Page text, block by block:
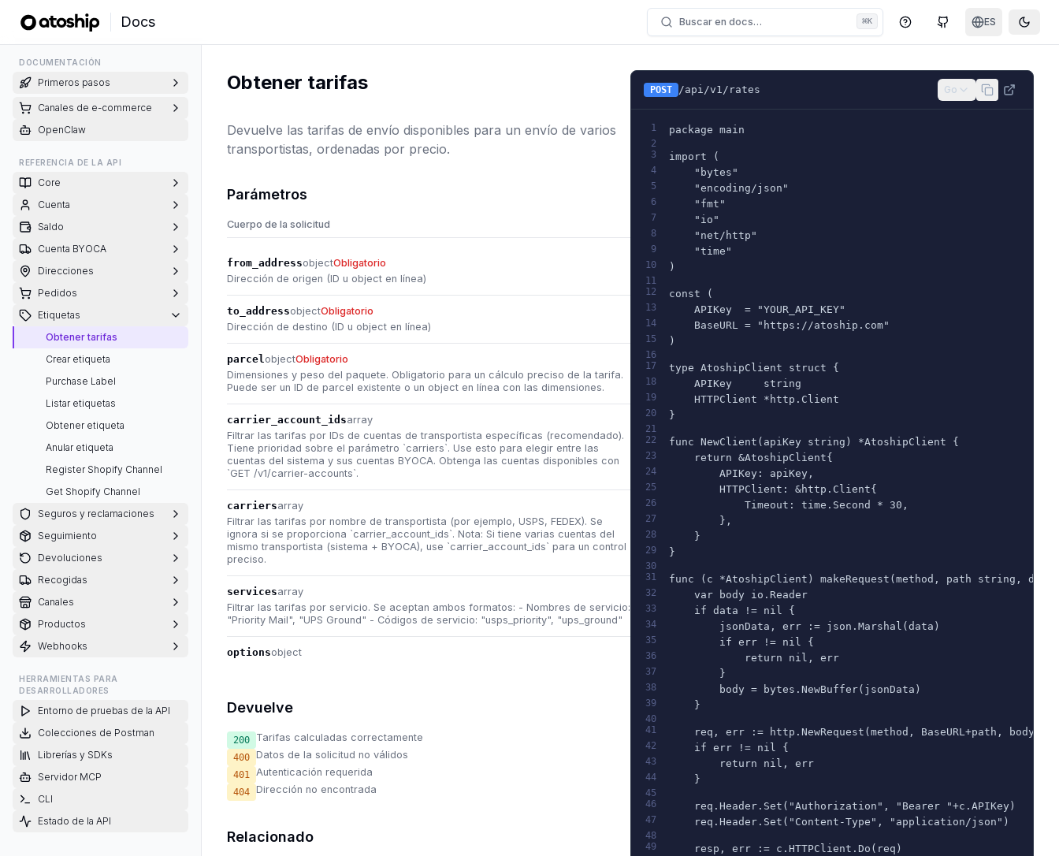
DOCUMENTACIÓN
Primeros pasos
Canales de e-commerce
OpenClaw
REFERENCIA DE LA API
Core
Cuenta
Saldo
Cuenta BYOCA
Direcciones
Pedidos
Etiquetas
Obtener tarifas
Crear etiqueta
Purchase Label
Listar etiquetas
Obtener etiqueta
Anular etiqueta
Register Shopify Channel
Get Shopify Channel
Seguros y reclamaciones
Seguimiento
Devoluciones
Recogidas
Canales
Productos
Webhooks
HERRAMIENTAS PARA
DESARROLLADORES
Entorno de pruebas de la API
Colecciones de Postman
Librerías y SDKs
Servidor MCP
CLI
Estado de la API
Docs Buscar en docs… ⌘K Centro de ayuda
GitHub ES Toggle
Obtener tarifas
Devuelve las tarifas de envío disponibles para un envío de varios
transportistas, ordenadas por precio.
Parámetros
Cuerpo de la solicitud
from_addressobjectObligatorio
Dirección de origen (ID u object en línea)
to_addressobjectObligatorio
Dirección de destino (ID u object en línea)
parcelobjectObligatorio
Dimensiones y peso del paquete. Obligatorio para un cálculo preciso de la tarifa.
Puede ser un ID de parcel existente o un object en línea con las dimensiones.
carrier_account_idsarray
Filtrar las tarifas por IDs de cuentas de transportista específicas (recomendado).
Tiene prioridad sobre el parámetro `carriers`. Use esto para elegir entre las
cuentas del sistema y sus cuentas BYOCA. Obtenga las cuentas disponibles con
`GET /v1/carrier-accounts`.
carriersarray
Filtrar las tarifas por nombre de transportista (por ejemplo, USPS, FEDEX). Se
ignora si se proporciona `carrier_account_ids`. Nota: Si tiene varias cuentas del
mismo transportista (sistema + BYOCA), use `carrier_account_ids` para un control
preciso.
servicesarray
Filtrar las tarifas por servicio. Se aceptan ambos formatos: - Nombres de servicio:
"Priority Mail", "UPS Ground" - Códigos de servicio: "usps_priority", "ups_ground"
optionsobject
Devuelve
200 Tarifas calculadas correctamente
400 Datos de la solicitud no válidos
401 Autenticación requerida
404 Dirección no encontrada
Relacionado
POST /api/v1/rates Go
1 package main
2
3
import (
4
    "bytes"
5
    "encoding/json"
6
    "fmt"
7
    "io"
8
    "net/http"
9
    "time"
10 )
11
12
const (
13
    APIKey  = "YOUR_API_KEY"
14
    BaseURL = "https://atoship.com"
15 )
16
17
type AtoshipClient struct {
18
    APIKey     string
19
    HTTPClient *http.Client
20 }
21
22
func NewClient(apiKey string) *AtoshipClient {
23
    return &AtoshipClient{
24
        APIKey: apiKey,
25
        HTTPClient: &http.Client{
26
            Timeout: time.Second * 30,
27
        },
28
    }
29 }
30
31
func (c *AtoshipClient) makeRequest(method, path string,
32
    var body io.Reader
33
    if data != nil {
34
        jsonData, err := json.Marshal(data)
35
        if err != nil {
36
            return nil, err
37
        }
38
        body = bytes.NewBuffer(jsonData)
39
    }
40
41
    req, err := http.NewRequest(method, BaseURL+path, body)
42
    if err != nil {
43
        return nil, err
44
    }
45
46
    req.Header.Set("Authorization", "Bearer "+c.APIKey)
47
    req.Header.Set("Content-Type", "application/json")
48
49
    resp, err := c.HTTPClient.Do(req)